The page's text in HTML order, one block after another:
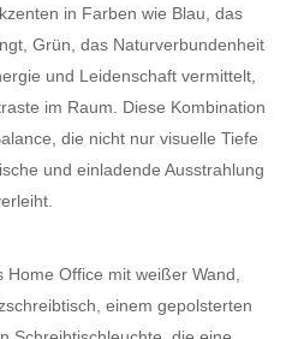
in Farben wie Blau, das
Grün, das Naturverbundenheit
und Leidenschaft vermittelt,
im Raum. Diese Kombination
die nicht nur visuelle Tiefe
und einladende Ausstrahlung